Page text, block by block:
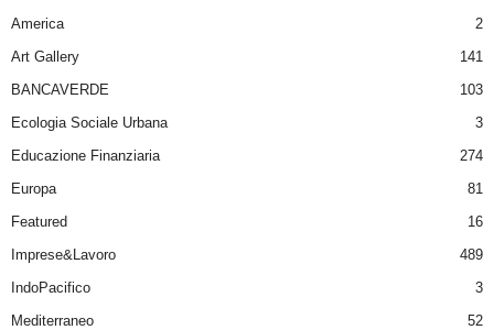
America
2
Art Gallery
141
BANCAVERDE
103
Ecologia Sociale Urbana
3
Educazione Finanziaria
274
Europa
81
Featured
16
Imprese&Lavoro
489
IndoPacifico
3
Mediterraneo
52